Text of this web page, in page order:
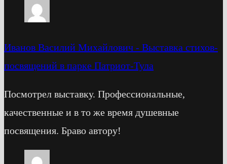
Иванов Василий Михайлович - Выставка стихов-
посвящений в парке Патриот-Тула
Посмотрел выставку. Профессиональные,
качественные и в то же время душевные
посвящения. Браво автору!